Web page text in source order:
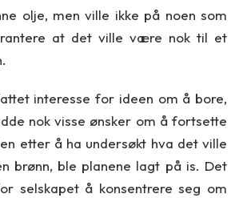
olje, men ville ikke på noen som
at det ville være nok til et
interesse for ideen om å bore,
nok visse ønsker om å fortsette
etter å ha undersøkt hva det ville
brønn, ble planene lagt på is. Det
selskapet å konsentrere seg om